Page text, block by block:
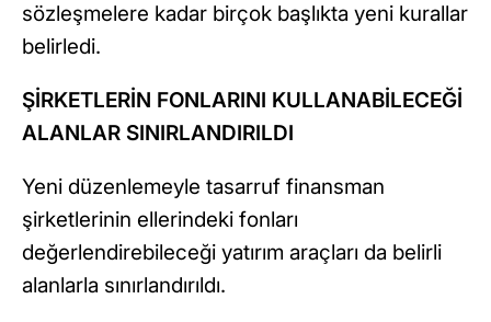
sözleşmelere kadar birçok başlıkta yeni kurallar
belirledi.
ŞİRKETLERİN FONLARINI KULLANABİLECEĞİ
ALANLAR SINIRLANDIRILDI
Yeni düzenlemeyle tasarruf finansman
şirketlerinin ellerindeki fonları
değerlendirebileceği yatırım araçları da belirli
alanlarla sınırlandırıldı.